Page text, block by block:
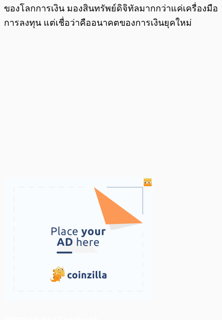
ของโลกการเงิน มองสินทรัพย์ดิจิทัลมากกว่าแค่เครื่องมือ
การลงทุน แต่เชื่อว่าคืออนาคตของการเงินยุคใหม่